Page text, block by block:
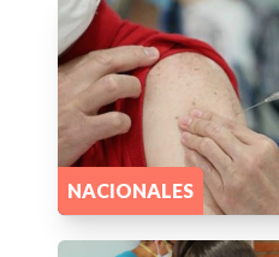
NACIONALES